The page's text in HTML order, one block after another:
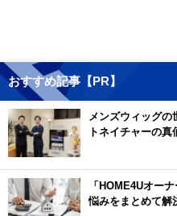
おすすめ記事【PR】
メンズウィッグ
トネイチャーの真
「HOME4Uオー
悩みをまとめて解